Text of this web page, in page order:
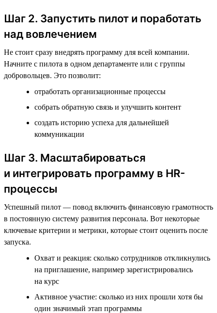
Шаг 2. Запустить пилот и поработать
над вовлечением
Не стоит сразу внедрять программу для всей компании.
Начните с пилота в одном департаменте или с группы
добровольцев. Это позволит:
отработать организационные процессы
собрать обратную связь и улучшить контент
создать историю успеха для дальнейшей
коммуникации
Шаг 3. Масштабироваться
и интегрировать программу в HR-
процессы
Успешный пилот — повод включить финансовую грамотность
в постоянную систему развития персонала. Вот некоторые
ключевые критерии и метрики, которые стоит оценить после
запуска.
Охват и реакция: сколько сотрудников откликнулись
на приглашение, например зарегистрировались
на курс
Активное участие: сколько из них прошли хотя бы
один значимый этап программы